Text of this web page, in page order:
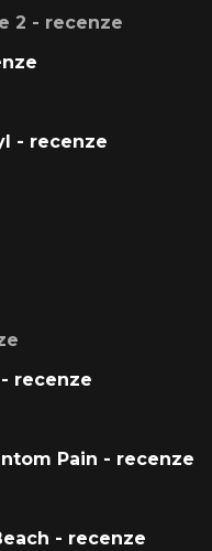
2 - recenze
- recenze
recenze
Pain - recenze
- recenze